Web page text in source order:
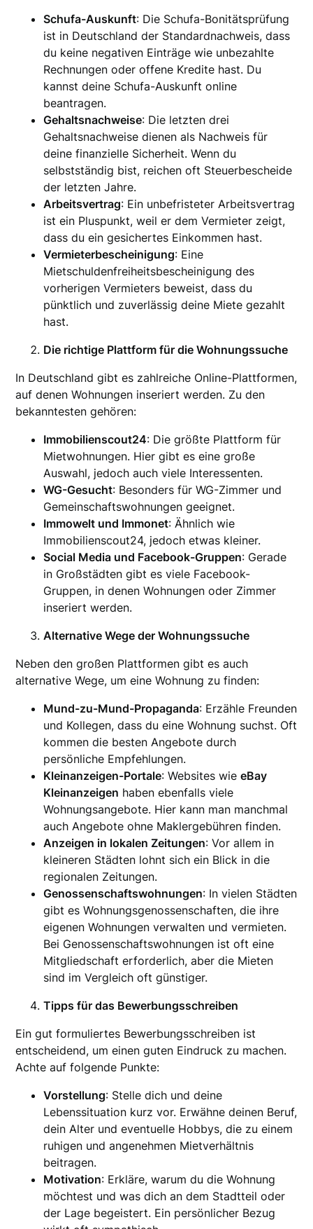
Schufa-Auskunft: Die Schufa-Bonitätsprüfung
ist in Deutschland der Standardnachweis, dass
du keine negativen Einträge wie unbezahlte
Rechnungen oder offene Kredite hast. Du
kannst deine Schufa-Auskunft online
beantragen.
Gehaltsnachweise: Die letzten drei
Gehaltsnachweise dienen als Nachweis für
deine finanzielle Sicherheit. Wenn du
selbstständig bist, reichen oft Steuerbescheide
der letzten Jahre.
Arbeitsvertrag: Ein unbefristeter Arbeitsvertrag
ist ein Pluspunkt, weil er dem Vermieter zeigt,
dass du ein gesichertes Einkommen hast.
Vermieterbescheinigung: Eine
Mietschuldenfreiheitsbescheinigung des
vorherigen Vermieters beweist, dass du
pünktlich und zuverlässig deine Miete gezahlt
hast.
Die richtige Plattform für die Wohnungssuche
In Deutschland gibt es zahlreiche Online-Plattformen,
auf denen Wohnungen inseriert werden. Zu den
bekanntesten gehören:
Immobilienscout24: Die größte Plattform für
Mietwohnungen. Hier gibt es eine große
Auswahl, jedoch auch viele Interessenten.
WG-Gesucht: Besonders für WG-Zimmer und
Gemeinschaftswohnungen geeignet.
Immowelt und Immonet: Ähnlich wie
Immobilienscout24, jedoch etwas kleiner.
Social Media und Facebook-Gruppen: Gerade
in Großstädten gibt es viele Facebook-
Gruppen, in denen Wohnungen oder Zimmer
inseriert werden.
Alternative Wege der Wohnungssuche
Neben den großen Plattformen gibt es auch
alternative Wege, um eine Wohnung zu finden:
Mund-zu-Mund-Propaganda: Erzähle Freunden
und Kollegen, dass du eine Wohnung suchst. Oft
kommen die besten Angebote durch
persönliche Empfehlungen.
Kleinanzeigen-Portale: Websites wieeBay
Kleinanzeigen haben ebenfalls viele
Wohnungsangebote. Hier kann man manchmal
auch Angebote ohne Maklergebühren finden.
Anzeigen in lokalen Zeitungen: Vor allem in
kleineren Städten lohnt sich ein Blick in die
regionalen Zeitungen.
Genossenschaftswohnungen: In vielen Städten
gibt es Wohnungsgenossenschaften, die ihre
eigenen Wohnungen verwalten und vermieten.
Bei Genossenschaftswohnungen ist oft eine
Mitgliedschaft erforderlich, aber die Mieten
sind im Vergleich oft günstiger.
Tipps für das Bewerbungsschreiben
Ein gut formuliertes Bewerbungsschreiben ist
entscheidend, um einen guten Eindruck zu machen.
Achte auf folgende Punkte:
Vorstellung: Stelle dich und deine
Lebenssituation kurz vor. Erwähne deinen Beruf,
dein Alter und eventuelle Hobbys, die zu einem
ruhigen und angenehmen Mietverhältnis
beitragen.
Motivation: Erkläre, warum du die Wohnung
möchtest und was dich an dem Stadtteil oder
der Lage begeistert. Ein persönlicher Bezug